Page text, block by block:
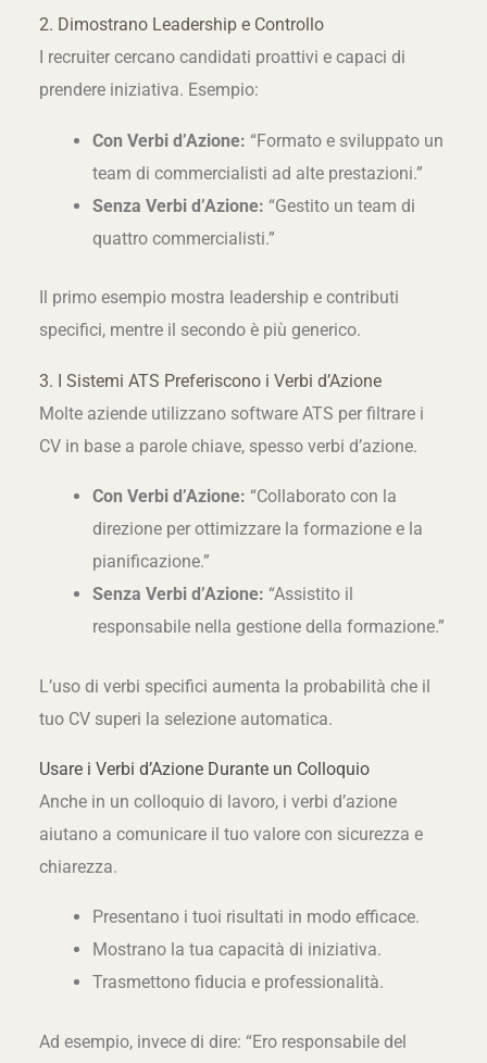
2. Dimostrano Leadership e Controllo
I recruiter cercano candidati proattivi e capaci di
prendere iniziativa. Esempio:
Con Verbi d’Azione: “Formato e sviluppato un
team di commercialisti ad alte prestazioni.”
Senza Verbi d’Azione: “Gestito un team di
quattro commercialisti.”
Il primo esempio mostra leadership e contributi
specifici, mentre il secondo è più generico.
3. I Sistemi ATS Preferiscono i Verbi d’Azione
Molte aziende utilizzano software ATS per filtrare i
CV in base a parole chiave, spesso verbi d’azione.
Con Verbi d’Azione: “Collaborato con la
direzione per ottimizzare la formazione e la
pianificazione.”
Senza Verbi d’Azione: “Assistito il
responsabile nella gestione della formazione.”
L’uso di verbi specifici aumenta la probabilità che il
tuo CV superi la selezione automatica.
Usare i Verbi d’Azione Durante un Colloquio
Anche in un colloquio di lavoro, i verbi d’azione
aiutano a comunicare il tuo valore con sicurezza e
chiarezza.
Presentano i tuoi risultati in modo efficace.
Mostrano la tua capacità di iniziativa.
Trasmettono fiducia e professionalità.
Ad esempio, invece di dire: “Ero responsabile del